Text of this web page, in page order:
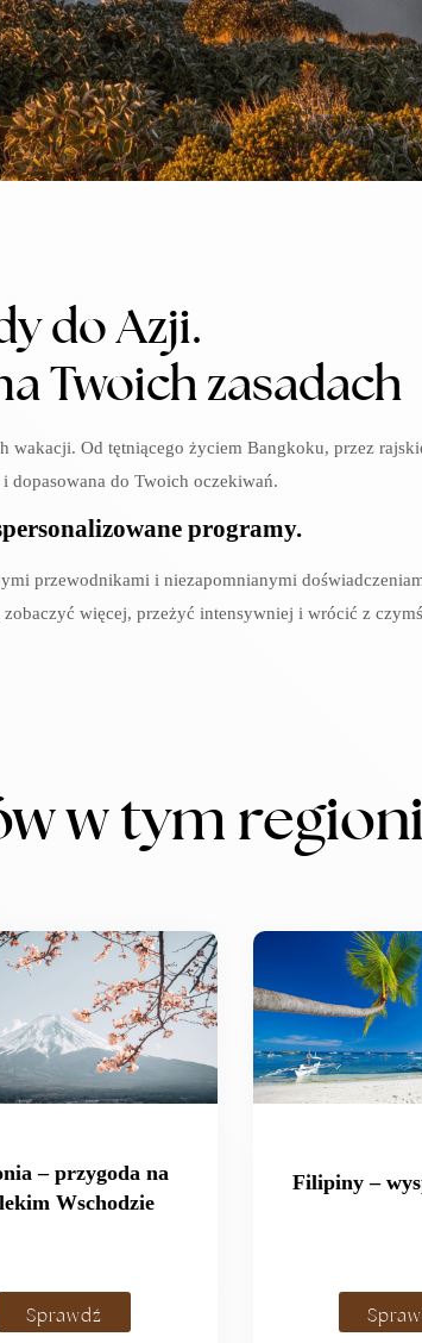
do Azji.
Twoich zasadach
Od tętniącego życiem Bangkoku, przez
dopasowana do Twoich oczekiwań.
programy.
przewodnikami i niezapomnianymi
więcej, przeżyć intensywniej i wrócić z
w tym
– przygoda na
Wschodzie
Sprawdź
Filipiny –